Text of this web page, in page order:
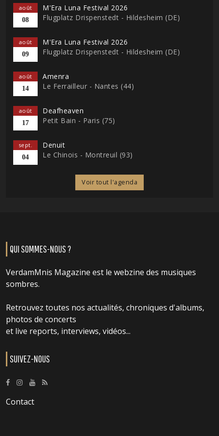
août
08
M'Era Luna Festival 2026
Flugplatz Drispenstedt - Hildesheim (DE)
août
09
M'Era Luna Festival 2026
Flugplatz Drispenstedt - Hildesheim (DE)
août
14
Amenra
Le Ferrailleur - Nantes (44)
août
17
Deafheaven
Petit Bain - Paris (75)
sept.
04
Denuit
Le Chinois - Montreuil (93)
Voir tout l'agenda
QUI SOMMES-NOUS ?
VerdamMnis Magazine est le webzine des musiques
sombres.
Retrouvez toutes nos actualités, chroniques d'albums,
photos de concerts
et live reports, interviews, vidéos...
SUIVEZ-NOUS
Contact